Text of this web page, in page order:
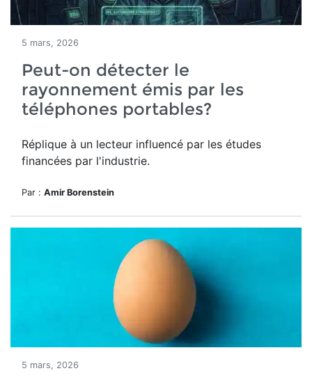
5 mars, 2026
Peut-on détecter le
rayonnement émis par les
téléphones portables?
Réplique à un lecteur influencé par les études
financées par l'industrie.
Par : Amir Borenstein
5 mars, 2026